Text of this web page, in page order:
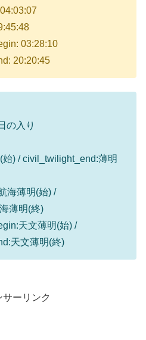
03:28:10
20:20:45
の入り
) / civil_twilight_end:薄明
海薄明(始) /
薄明(終)
天文薄明(始) /
天文薄明(終)
サーリンク